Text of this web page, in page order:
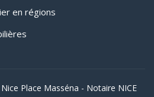
en régions
Place Masséna - Notaire NICE